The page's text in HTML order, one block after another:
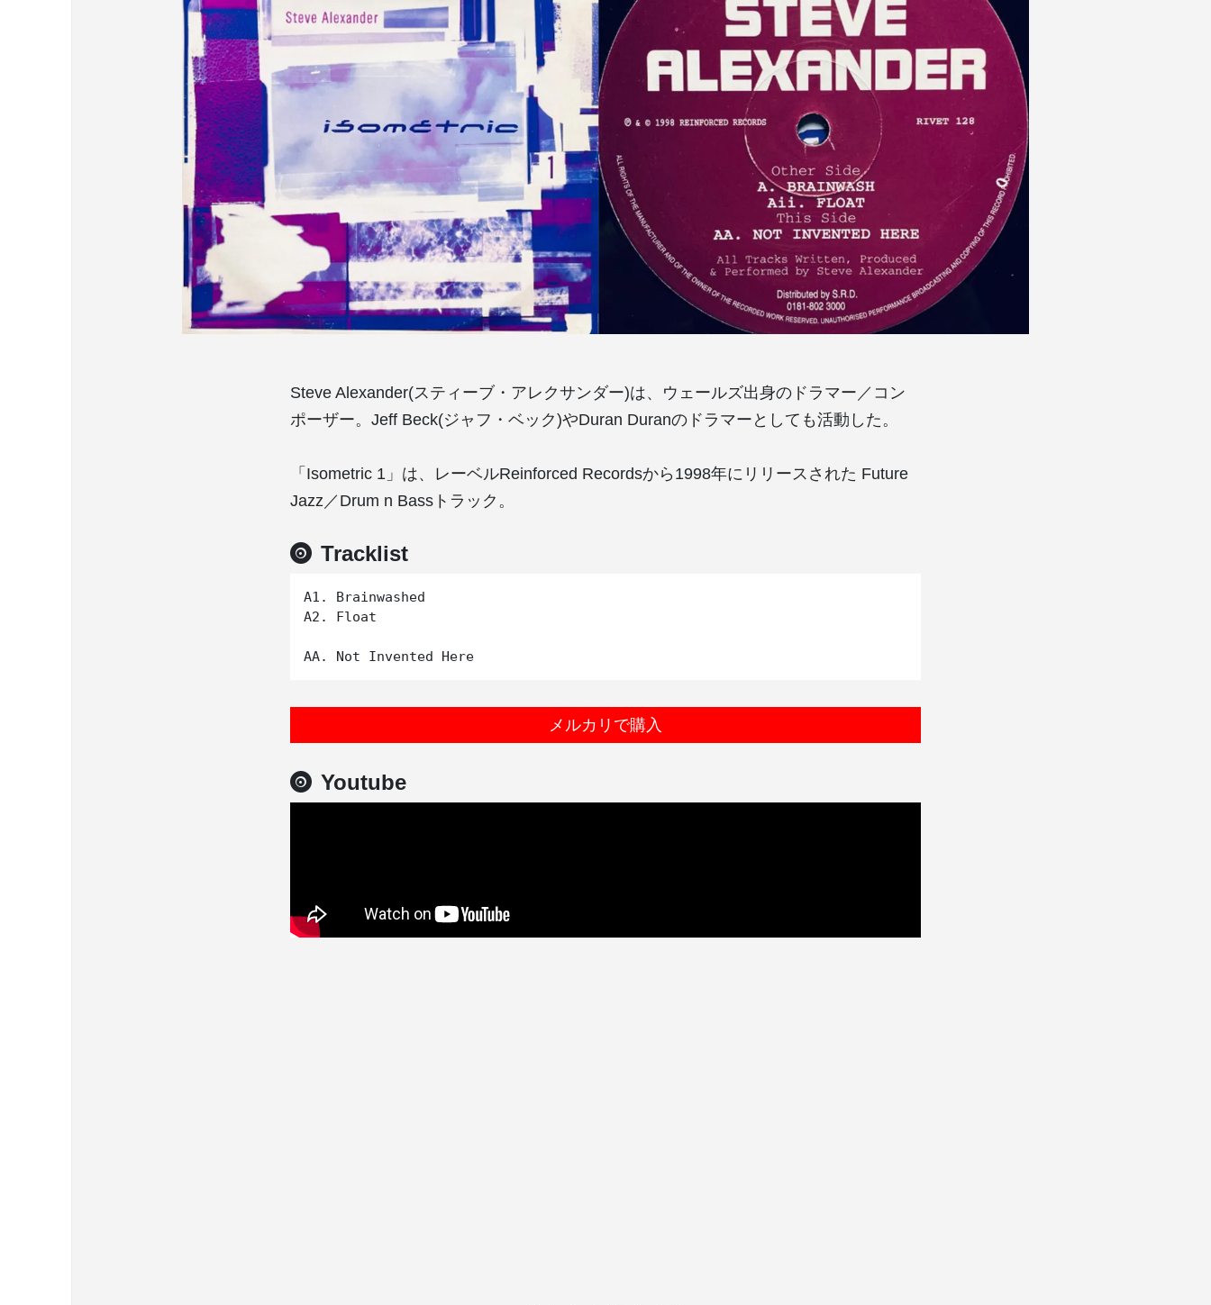
Steve Alexander(スティーブ・アレクサンダー)は、ウェールズ出身のドラマー／コン
ポーザー。Jeff Beck(ジャフ・ベック)やDuran Duranのドラマーとしても活動した。
「Isometric 1」は、レーベルReinforced Recordsから1998年にリリースされた Future
Jazz／Drum n Bassトラック。
Tracklist
A1. Brainwashed
A2. Float
メルカリで購入
Youtube